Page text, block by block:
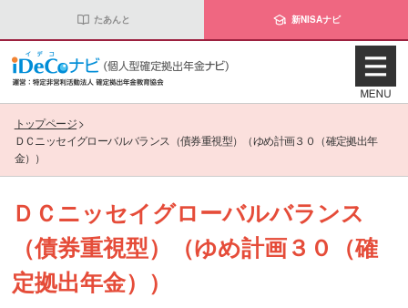
たあんと 新NISAナビ
トップページ>
ＤＣニッセイグローバルバランス（債券重視型）（ゆめ計画３０（確定拠出年
金））
ＤＣニッセイグローバルバランス
（債券重視型）（ゆめ計画３０（確
定拠出年金））